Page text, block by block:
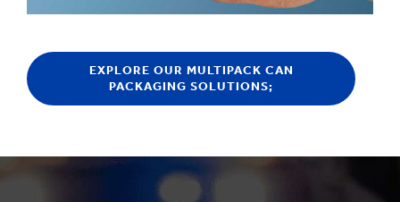
EXPLORE OUR MULTIPACK CAN
PACKAGING SOLUTIONS;